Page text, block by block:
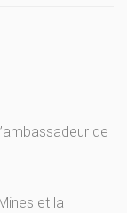
de
et la